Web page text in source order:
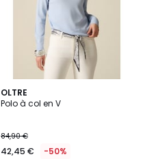
OLTRE
Polo à col en V
84,90 €
42,45 € -50%